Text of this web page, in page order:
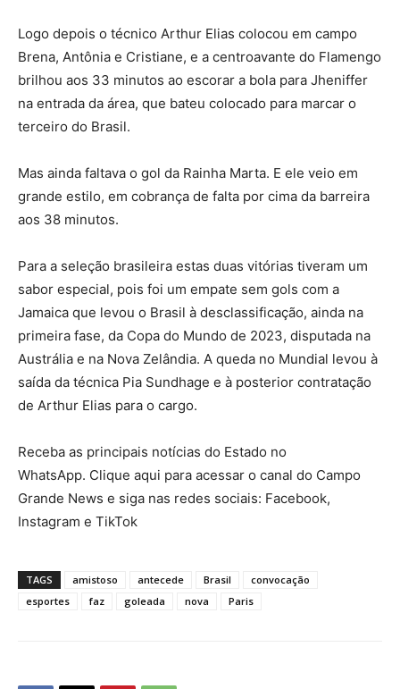
Logo depois o técnico Arthur Elias colocou em campo
Brena, Antônia e Cristiane, e a centroavante do Flamengo
brilhou aos 33 minutos ao escorar a bola para Jheniffer
na entrada da área, que bateu colocado para marcar o
terceiro do Brasil.
Mas ainda faltava o gol da Rainha Marta. E ele veio em
grande estilo, em cobrança de falta por cima da barreira
aos 38 minutos.
Para a seleção brasileira estas duas vitórias tiveram um
sabor especial, pois foi um empate sem gols com a
Jamaica que levou o Brasil à desclassificação, ainda na
primeira fase, da Copa do Mundo de 2023, disputada na
Austrália e na Nova Zelândia. A queda no Mundial levou à
saída da técnica Pia Sundhage e à posterior contratação
de Arthur Elias para o cargo.
Receba as principais notícias do Estado no
WhatsApp. Clique aqui para acessar o canal do Campo
Grande News e siga nas redes sociais: Facebook,
Instagram e TikTok
TAGS amistoso antecede Brasil
convocação
esportes
faz goleada nova Paris